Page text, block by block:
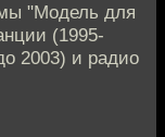
"Модель для
(1995-
2003) и радио